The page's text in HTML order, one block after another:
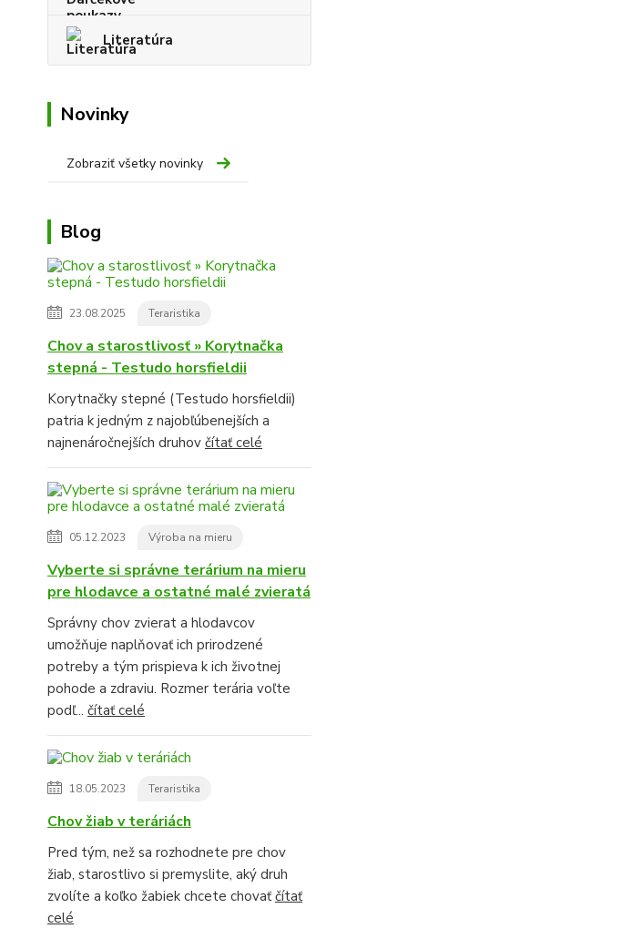
Literatúra
Novinky
Zobraziť všetky novinky
Blog
23.08.2025 Teraristika
Chov a starostlivosť » Korytnačka
stepná - Testudo horsfieldii
Korytnačky stepné (Testudo horsfieldii)
patria k jedným z najobľúbenejších a
najnenáročnejších druhov čítať celé
05.12.2023 Výroba na mieru
Vyberte si správne terárium na mieru
pre hlodavce a ostatné malé zvieratá
Správny chov zvierat a hlodavcov
umožňuje naplňovať ich prirodzené
potreby a tým prispieva k ich životnej
pohode a zdraviu. Rozmer terária voľte
podľ... čítať celé
18.05.2023 Teraristika
Chov žiab v teráriách
Pred tým, než sa rozhodnete pre chov
žiab, starostlivo si premyslite, aký druh
zvolíte a koľko žabiek chcete chovaťčítať
celé